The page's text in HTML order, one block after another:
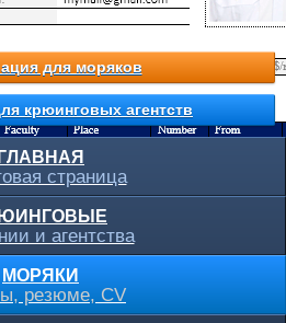
для моряков
крюинговых агентств
ГЛАВНАЯ
страница
и агентства
МОРЯКИ
резюме, CV